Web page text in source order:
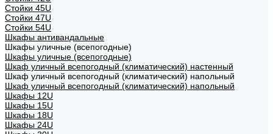
Стойки 45U
Стойки 47U
Стойки 54U
Шкафы антивандальные
Шкафы уличные (всепогодные)
Шкафы уличные (всепогодные)
Шкаф уличный всепогодный (климатический) настенный
Шкаф уличный всепогодный (климатический) напольный
Шкаф уличный всепогодный (климатический) напольный
Шкафы 12U
Шкафы 15U
Шкафы 18U
Шкафы 24U